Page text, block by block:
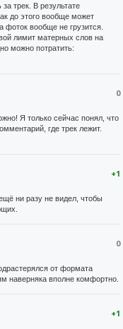
трек. В результате
до этого вообще может
фоток вообще не грузится.
лимит матерных слов на
можно потратить:
0
Я только сейчас понял, что
где трек лежит.
+1
ни разу не видел, чтобы
0
от формата
наверняка вполне комфортно.
+1